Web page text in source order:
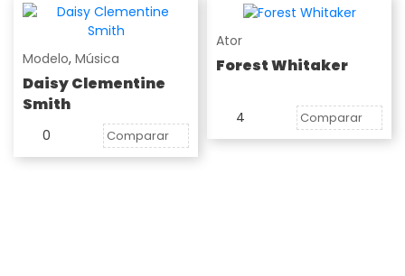
Modelo, Música
Daisy Clementine
Smith
0 Comparar
Ator
Forest Whitaker
4 Comparar